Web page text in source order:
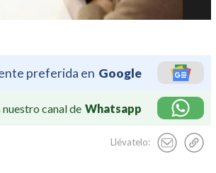
preferida en Google
canal de Whatsapp
Llévatelo: